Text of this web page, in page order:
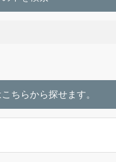
ちらから探せます。